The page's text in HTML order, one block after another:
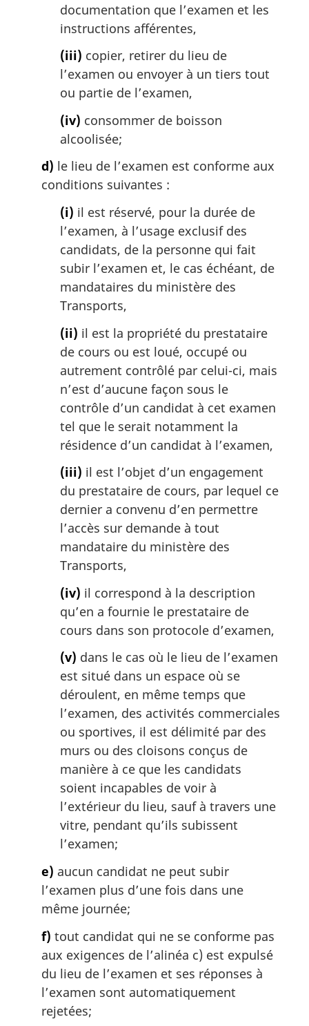
documentation que l’examen et les
instructions afférentes,
(iii) copier, retirer du lieu de
l’examen ou envoyer à un tiers tout
ou partie de l’examen,
(iv) consommer de boisson
alcoolisée;
d) le lieu de l’examen est conforme aux
conditions suivantes :
(i) il est réservé, pour la durée de
l’examen, à l’usage exclusif des
candidats, de la personne qui fait
subir l’examen et, le cas échéant, de
mandataires du ministère des
Transports,
(ii) il est la propriété du prestataire
de cours ou est loué, occupé ou
autrement contrôlé par celui-ci, mais
n’est d’aucune façon sous le
contrôle d’un candidat à cet examen
tel que le serait notamment la
résidence d’un candidat à l’examen,
(iii) il est l’objet d’un engagement
du prestataire de cours, par lequel ce
dernier a convenu d’en permettre
l’accès sur demande à tout
mandataire du ministère des
Transports,
(iv) il correspond à la description
qu’en a fournie le prestataire de
cours dans son protocole d’examen,
(v) dans le cas où le lieu de l’examen
est situé dans un espace où se
déroulent, en même temps que
l’examen, des activités commerciales
ou sportives, il est délimité par des
murs ou des cloisons conçus de
manière à ce que les candidats
soient incapables de voir à
l’extérieur du lieu, sauf à travers une
vitre, pendant qu’ils subissent
l’examen;
e) aucun candidat ne peut subir
l’examen plus d’une fois dans une
même journée;
f) tout candidat qui ne se conforme pas
aux exigences de l’alinéa c) est expulsé
du lieu de l’examen et ses réponses à
l’examen sont automatiquement
rejetées;